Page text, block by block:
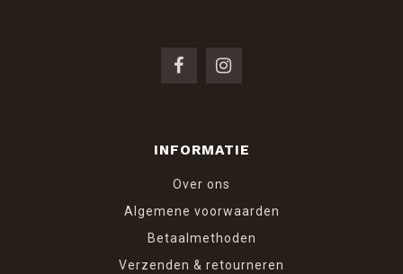
INFORMATIE
Over ons
Algemene voorwaarden
Betaalmethoden
Verzenden & retourneren